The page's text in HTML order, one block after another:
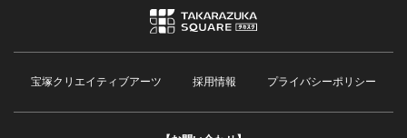
宝塚クリエイティブアーツ 採用情報 プライバシーポリシー